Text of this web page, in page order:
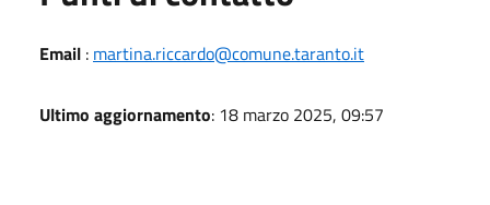
Email : martina.riccardo@comune.taranto.it
Ultimo aggiornamento: 18 marzo 2025, 09:57